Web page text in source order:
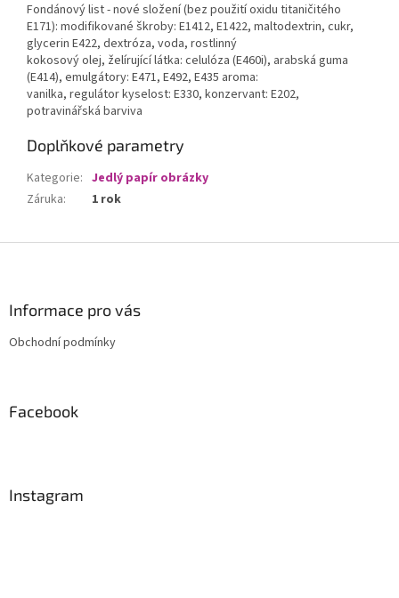
Fondánový list - nové složení (bez použití oxidu titaničitého
E171): modifikované škroby: E1412, E1422, maltodextrin, cukr,
glycerin E422, dextróza, voda, rostlinný
kokosový olej, želírující látka: celulóza (E460i), arabská guma
(E414), emulgátory: E471, E492, E435 aroma:
vanilka, regulátor kyselost: E330, konzervant: E202,
potravinářská barviva
Doplňkové parametry
Kategorie: Jedlý papír obrázky
Záruka: 1 rok
Informace pro vás
Obchodní podmínky
Facebook
Instagram